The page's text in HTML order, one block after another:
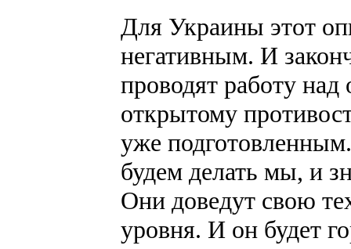
Для Украины этот
негативным. И
проводят работу
открытому
уже
будем делать мы, и
Они доведут свою
уровня. И он будет